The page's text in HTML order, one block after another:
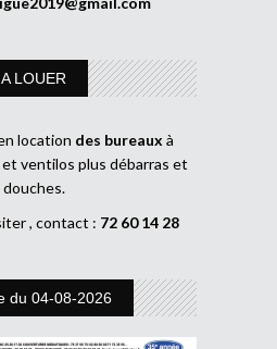
A LOUER
location des bureaux à
ventilos plus débarras et
douches.
, contact : 72 60 14 28
du 04-08-2026